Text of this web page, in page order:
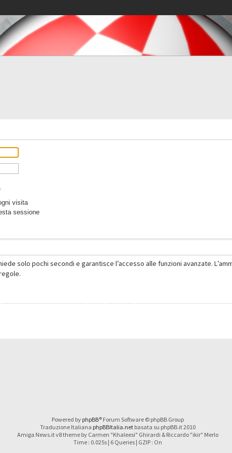
visita
sessione
solo pochi secondi e garantisce l’accesso alle funzioni avanzate.
Powered by phpBB® Forum Software © phpBB Group
Traduzione Italiana phpBBItalia.netbasata su phpBB.it 2010
Amiga News.it v8 theme by Carmen "Khaleesi" Ghirardi & Riccardo "ikir" Merlo
Time : 0.025s | 6 Queries | GZIP : On